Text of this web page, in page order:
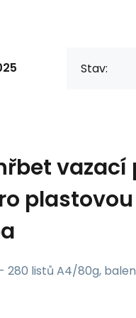
Stav:
vazací
listů A4/80g,